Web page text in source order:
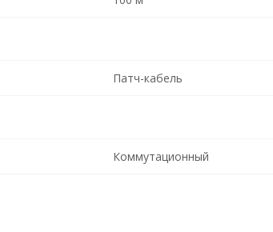
Патч-кабель
Коммутационный